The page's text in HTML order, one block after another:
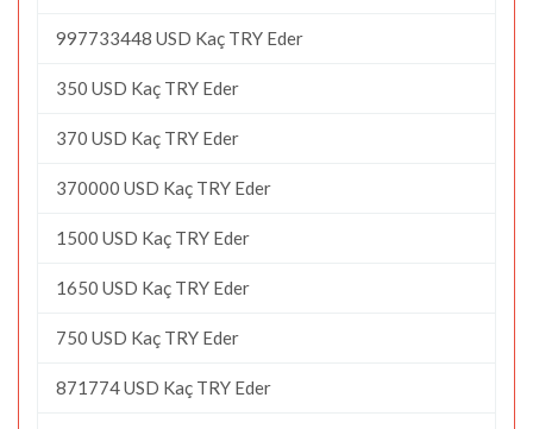
997733448 USD Kaç TRY Eder
350 USD Kaç TRY Eder
370 USD Kaç TRY Eder
370000 USD Kaç TRY Eder
1500 USD Kaç TRY Eder
1650 USD Kaç TRY Eder
750 USD Kaç TRY Eder
871774 USD Kaç TRY Eder